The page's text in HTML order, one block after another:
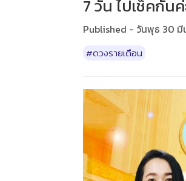
7 วัน ไปเช็คกัน
Published - วันพุธ 30 มี
#ดวงรายเดือน